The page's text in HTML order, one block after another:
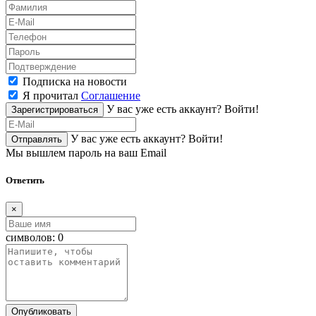
Подписка на новости
Я прочитал Соглашение
Зарегистрироваться У вас уже есть аккаунт? Войти!
Отправлять У вас уже есть аккаунт? Войти!
Мы вышлем пароль на ваш Email
Ответить
×
символов: 0
Опубликовать